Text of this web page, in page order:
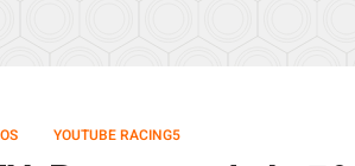
YOUTUBE RACING5